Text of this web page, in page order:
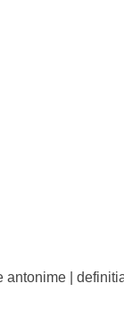
antonime|